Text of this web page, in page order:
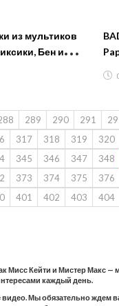
из мультиков
Бен и
289 290 291
317 318 319 320
345 346 347 348
373 374 375 376
401 402 403 404
Мисс Кейти и Мистер Макс
каждый день.
Мы обязательно ждем